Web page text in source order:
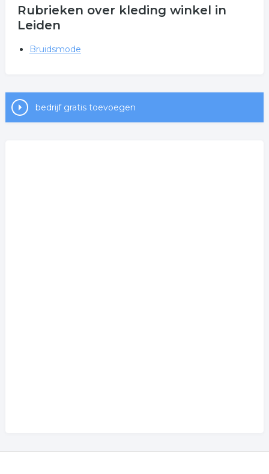
Rubrieken over kleding winkel in
Leiden
Bruidsmode
bedrijf gratis toevoegen